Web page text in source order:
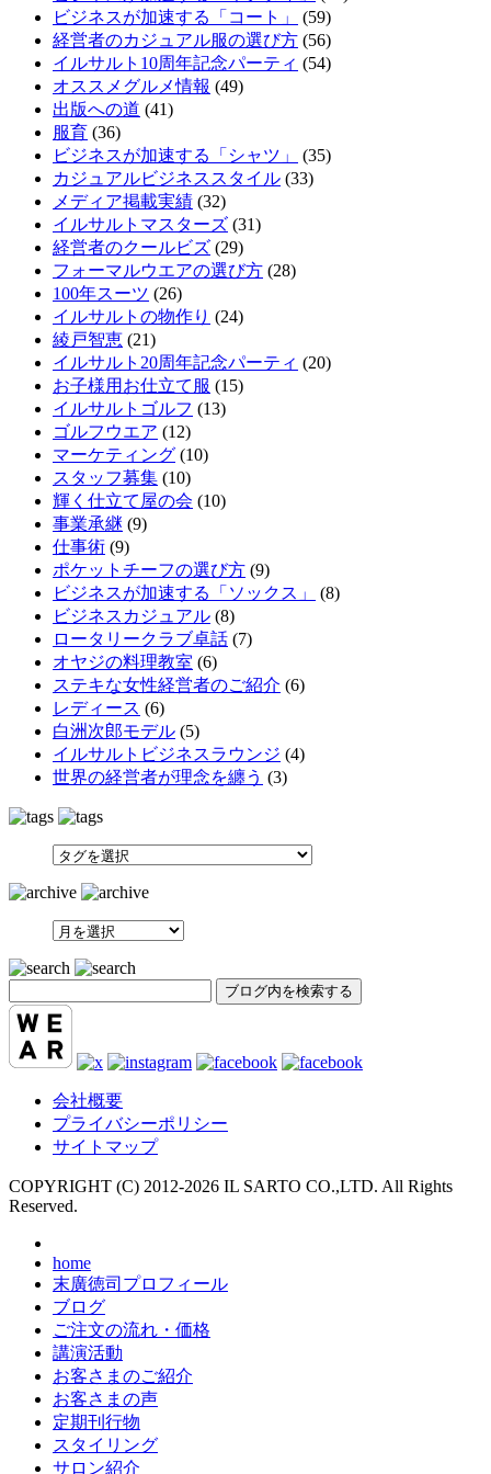
ビジネスが加速する「コート」
(59)
経営者のカジュアル服の選び方 (56)
イルサルト10周年記念パーティ (54)
オススメグルメ情報 (49)
出版への道 (41)
服育 (36)
ビジネスが加速する「シャツ」
(35)
カジュアルビジネススタイル (33)
メディア掲載実績 (32)
イルサルトマスターズ (31)
経営者のクールビズ (29)
フォーマルウエアの選び方 (28)
100年スーツ (26)
イルサルトの物作り (24)
綾戸智恵 (21)
イルサルト20周年記念パーティ (20)
お子様用お仕立て服 (15)
イルサルトゴルフ (13)
ゴルフウエア (12)
マーケティング (10)
スタッフ募集 (10)
輝く仕立て屋の会 (10)
事業承継 (9)
仕事術 (9)
ポケットチーフの選び方 (9)
ビジネスが加速する「ソックス」
(8)
ビジネスカジュアル (8)
ロータリークラブ卓話 (7)
オヤジの料理教室 (6)
ステキな女性経営者のご紹介 (6)
レディース (6)
白洲次郎モデル (5)
イルサルトビジネスラウンジ (4)
世界の経営者が理念を纏う (3)
SEARCH
会社概要
プライバシーポリシー
サイトマップ
COPYRIGHT (C) 2012-2026 IL SARTO CO.,LTD. All Rights
Reserved.
home
末廣徳司プロフィール
ブログ
ご注文の流れ・価格
講演活動
お客さまのご紹介
お客さまの声
定期刊行物
スタイリング
サロン紹介